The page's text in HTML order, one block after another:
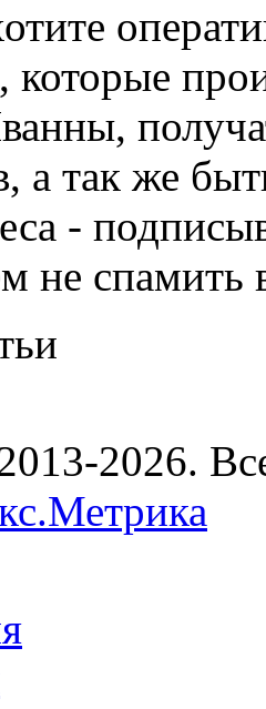
которые
а так же
-
не спамить
2026.